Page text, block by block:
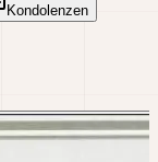
Kondolenzen